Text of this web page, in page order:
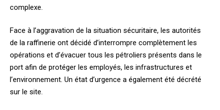
complexe.
Face à l’aggravation de la situation sécuritaire, les autorités
de la raffinerie ont décidé d’interrompre complètement les
opérations et d’évacuer tous les pétroliers présents dans le
port afin de protéger les employés, les infrastructures et
l’environnement. Un état d’urgence a également été décrété
sur le site.